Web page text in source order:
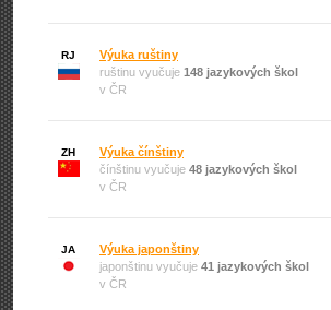
RJ
Výuka ruštiny
ruštinu vyučuje 148 jazykových škol
v ČR
ZH
Výuka čínštiny
čínštinu vyučuje 48 jazykových škol
v ČR
JA
Výuka japonštiny
japonštinu vyučuje 41 jazykových škol
v ČR